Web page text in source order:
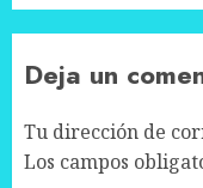
Deja un
Tu dirección de
Los campos